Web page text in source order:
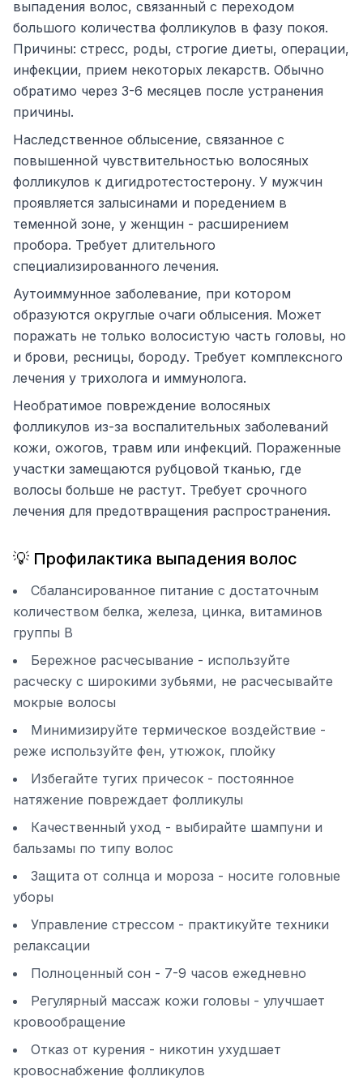
выпадения волос, связанный с переходом
большого количества фолликулов в фазу покоя.
Причины: стресс, роды, строгие диеты, операции,
инфекции, прием некоторых лекарств. Обычно
обратимо через 3-6 месяцев после устранения
причины.
Наследственное облысение, связанное с
повышенной чувствительностью волосяных
фолликулов к дигидротестостерону. У мужчин
проявляется залысинами и поредением в
теменной зоне, у женщин - расширением
пробора. Требует длительного
специализированного лечения.
Аутоиммунное заболевание, при котором
образуются округлые очаги облысения. Может
поражать не только волосистую часть головы, но
и брови, ресницы, бороду. Требует комплексного
лечения у трихолога и иммунолога.
Необратимое повреждение волосяных
фолликулов из-за воспалительных заболеваний
кожи, ожогов, травм или инфекций. Пораженные
участки замещаются рубцовой тканью, где
волосы больше не растут. Требует срочного
лечения для предотвращения распространения.
💡 Профилактика выпадения волос
Сбалансированное питание с достаточным
количеством белка, железа, цинка, витаминов
группы B
Бережное расчесывание - используйте
расческу с широкими зубьями, не расчесывайте
мокрые волосы
Минимизируйте термическое воздействие -
реже используйте фен, утюжок, плойку
Избегайте тугих причесок - постоянное
натяжение повреждает фолликулы
Качественный уход - выбирайте шампуни и
бальзамы по типу волос
Защита от солнца и мороза - носите головные
уборы
Управление стрессом - практикуйте техники
релаксации
Полноценный сон - 7-9 часов ежедневно
Регулярный массаж кожи головы - улучшает
кровообращение
Отказ от курения - никотин ухудшает
кровоснабжение фолликулов